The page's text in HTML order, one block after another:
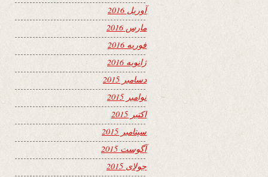
آوریل 2016
مارس 2016
فوریه 2016
ژانویه 2016
دسامبر 2015
نوامبر 2015
اکتبر 2015
سپتامبر 2015
آگوست 2015
جولای 2015